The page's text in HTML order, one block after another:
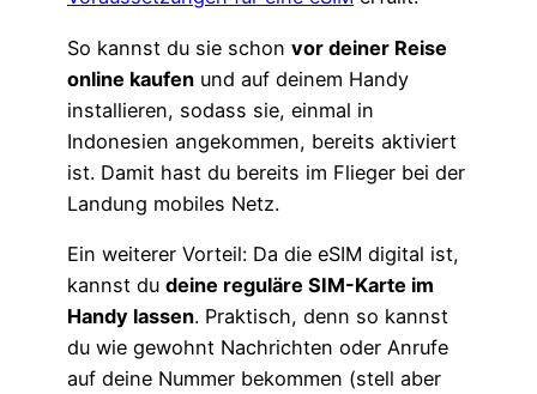
So kannst du sie schon vor deiner Reise
online kaufen und auf deinem Handy
installieren, sodass sie, einmal in
Indonesien angekommen, bereits aktiviert
ist. Damit hast du bereits im Flieger bei der
Landung mobiles Netz.
Ein weiterer Vorteil: Da die eSIM digital ist,
kannst du deine reguläre SIM-Karte im
Handy lassen. Praktisch, denn so kannst
du wie gewohnt Nachrichten oder Anrufe
auf deine Nummer bekommen (stell aber